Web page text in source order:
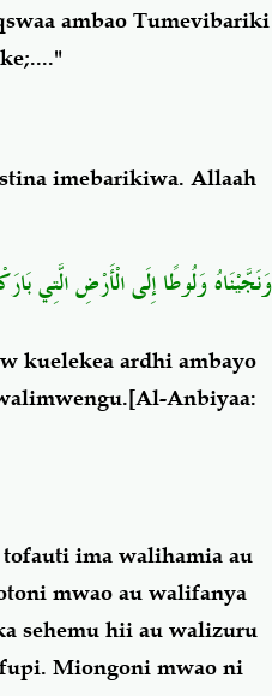
ambao Tumevibariki
imebarikiwa. Allaah
وَنَجَّيْنَاهُ وَلُوطًا إِلَى الْأَرْضِ الَّتِي
kuelekea ardhi ambayo
[Al-Anbiyaa:
ima walihamia au
mwao au walifanya
sehemu hii au walizuru
Miongoni mwao ni